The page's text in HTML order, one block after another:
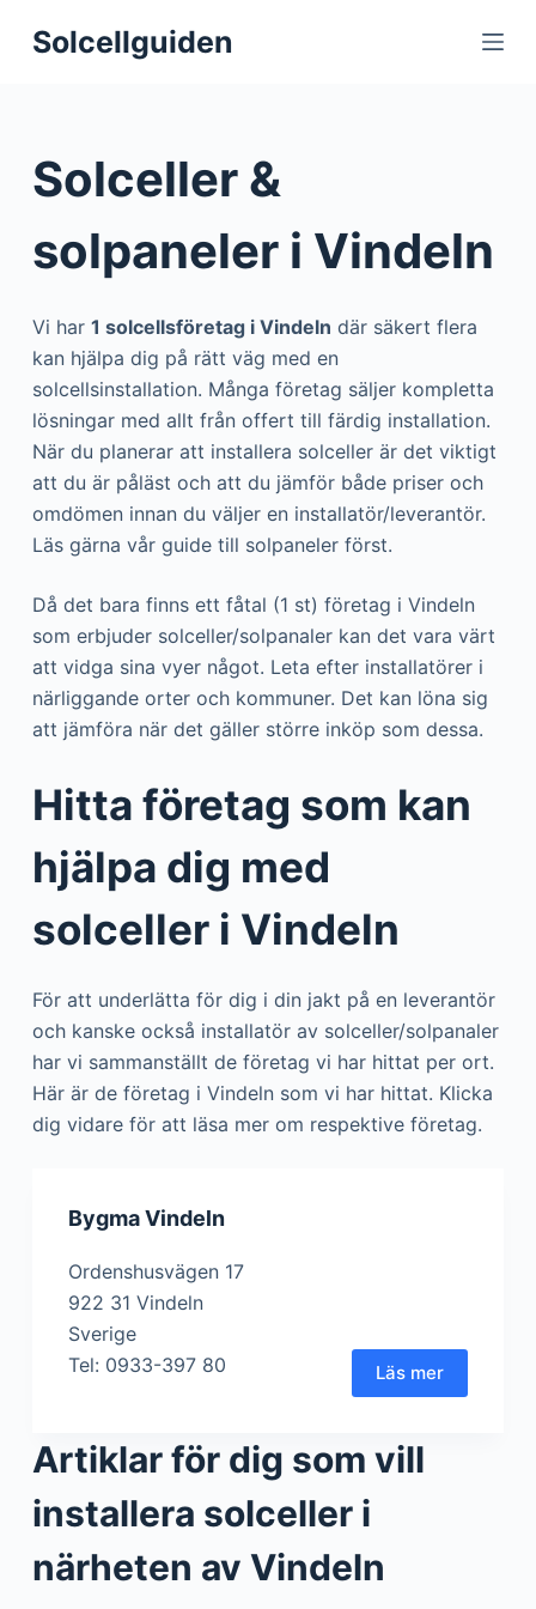
S
o
o
n
Solcellguiden
Solceller &
solpaneler i Vindeln
Vi har 1 solcellsföretag i Vindeln där säkert flera
kan hjälpa dig på rätt väg med en
solcellsinstallation. Många företag säljer kompletta
lösningar med allt från offert till färdig installation.
När du planerar att installera solceller är det viktigt
att du är påläst och att du jämför både priser och
omdömen innan du väljer en installatör/leverantör.
Läs gärna vår guide till solpaneler först.
Då det bara finns ett fåtal (1 st) företag i Vindeln
som erbjuder solceller/solpanaler kan det vara värt
att vidga sina vyer något. Leta efter installatörer i
närliggande orter och kommuner. Det kan löna sig
att jämföra när det gäller större inköp som dessa.
Hitta företag som kan
hjälpa dig med
solceller i Vindeln
För att underlätta för dig i din jakt på en leverantör
och kanske också installatör av solceller/solpanaler
har vi sammanställt de företag vi har hittat per ort.
Här är de företag i Vindeln som vi har hittat. Klicka
dig vidare för att läsa mer om respektive företag.
Bygma Vindeln
Ordenshusvägen 17
922 31 Vindeln
Sverige
Tel: 0933-397 80
Läs mer
Artiklar för dig som vill
installera solceller i
närheten av Vindeln